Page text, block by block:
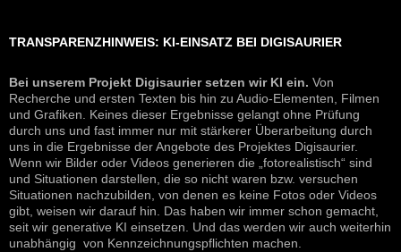
TRANSPARENZHINWEIS: KI-EINSATZ BEI DIGISAURIER
Bei unserem Projekt Digisaurier setzen wir KI ein. Von
Recherche und ersten Texten bis hin zu Audio-Elementen, Filmen
und Grafiken. Keines dieser Ergebnisse gelangt ohne Prüfung
durch uns und fast immer nur mit stärkerer Überarbeitung durch
uns in die Ergebnisse der Angebote des Projektes Digisaurier.
Wenn wir Bilder oder Videos generieren die „fotorealistisch“ sind
und Situationen darstellen, die so nicht waren bzw. versuchen
Situationen nachzubilden, von denen es keine Fotos oder Videos
gibt, weisen wir darauf hin. Das haben wir immer schon gemacht,
seit wir generative KI einsetzen. Und das werden wir auch weiterhin
unabhängig von Kennzeichnungspflichten machen.